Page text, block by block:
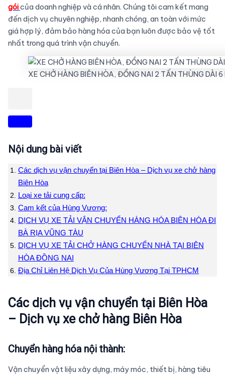
góicủa doanh nghiệp và cá nhân. Chúng tôi cam kết mang
đến dịch vụ chuyên nghiệp, nhanh chóng, an toàn với mức
giá hợp lý, đảm bảo hàng hóa của bạn luôn được bảo vệ tốt
nhất trong quá trình vận chuyển.
XE CHỞ HÀNG BIÊN HÒA, ĐỒNG NAI 2 TẤN THÙNG DÀI
Nội dung bài viết
Các dịch vụ vận chuyển tại Biên Hòa – Dịch vụ xe chở hàng
Biên Hòa
Loại xe tải cung cấp:
Cam kết của Hùng Vương:
DỊCH VỤ XE TẢI VẬN CHUYỂN HÀNG HÓA BIÊN HÒA ĐI
BÀ RỊA VŨNG TÀU
DỊCH VỤ XE TẢI CHỞ HÀNG CHUYỂN NHÀ TẠI BIÊN
HÒA ĐỒNG NAI
Địa Chỉ Liên Hệ Dịch Vụ Của Hùng Vương Tại TPHCM
Các dịch vụ vận chuyển tại Biên Hòa
– Dịch vụ xe chở hàng Biên Hòa
Chuyển hàng hóa nội thành:
Vận chuyển vật liệu xây dựng, máy móc, thiết bị, hàng tiêu